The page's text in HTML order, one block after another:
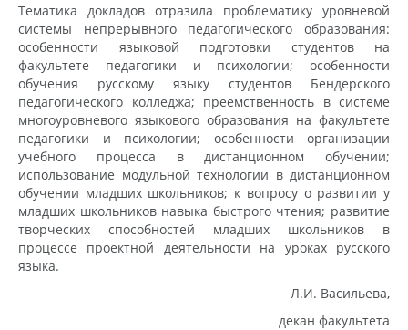
Тематика докладов отразила проблематику уровневой
системы непрерывного педагогического образования:
особенности языковой подготовки студентов на
факультете педагогики и психологии; особенности
обучения русскому языку студентов Бендерского
педагогического колледжа; преемственность в системе
многоуровневого языкового образования на факультете
педагогики и психологии; особенности организации
учебного процесса в дистанционном обучении;
использование модульной технологии в дистанционном
обучении младших школьников; к вопросу о развитии у
младших школьников навыка быстрого чтения; развитие
творческих способностей младших школьников в
процессе проектной деятельности на уроках русского
языка.
Л.И. Васильева,
декан факультета